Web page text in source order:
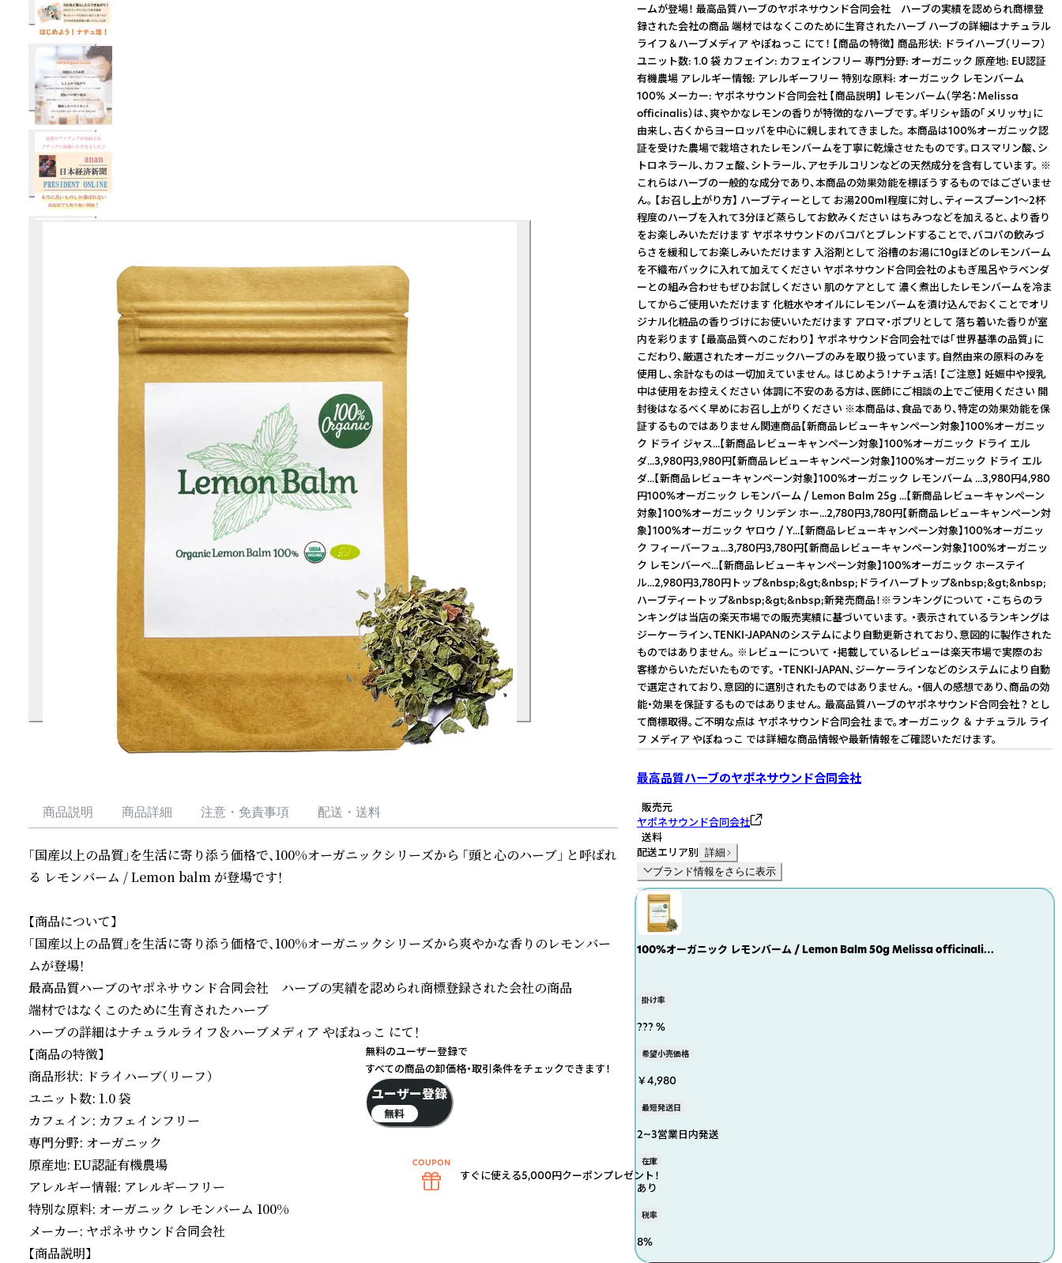
商品説明 商品詳細 注意・免責事項 配送・送料
「国産以上の品質」を生活に寄り添う価格で、100%オーガニックシリーズから 「頭と心のハーブ」 と呼ばれ
る レモンバーム / Lemon balm が登場です！
【商品について】
「国産以上の品質」を生活に寄り添う価格で、100%オーガニックシリーズから爽やかな香りのレモンバー
ムが登場！
最高品質ハーブのヤポネサウンド合同会社　ハーブの実績を認められ商標登録された会社の商品
端材ではなくこのために生育されたハーブ
ハーブの詳細はナチュラルライフ＆ハーブメディア やぽねっこ にて！
【商品の特徴】
商品形状: ドライハーブ（リーフ）
ユニット数: 1.0 袋
カフェイン: カフェインフリー
専門分野: オーガニック
原産地: EU認証有機農場
アレルギー情報: アレルギーフリー
特別な原料: オーガニック レモンバーム 100%
メーカー: ヤポネサウンド合同会社
【商品説明】
ームが登場！ 最高品質ハーブのヤポネサウンド合同会社 ハーブの実績を認められ商標登
録された会社の商品 端材ではなくこのために生育されたハーブ ハーブの詳細はナチュラル
ライフ＆ハーブメディア やぽねっこ にて！ 【商品の特徴】 商品形状: ドライハーブ（リーフ）
ユニット数: 1.0 袋 カフェイン: カフェインフリー 専門分野: オーガニック 原産地: EU認証
有機農場 アレルギー情報: アレルギーフリー 特別な原料: オーガニック レモンバーム
100% メーカー: ヤポネサウンド合同会社 【商品説明】 レモンバーム（学名：Melissa
officinalis）は、爽やかなレモンの香りが特徴的なハーブです。ギリシャ語の「メリッサ」に
由来し、古くからヨーロッパを中心に親しまれてきました。 本商品は100%オーガニック認
証を受けた農場で栽培されたレモンバームを丁寧に乾燥させたものです。ロスマリン酸、シ
トロネラール、カフェ酸、シトラール、アセチルコリンなどの天然成分を含有しています。 ※
これらはハーブの一般的な成分であり、本商品の効果効能を標ぼうするものではございませ
ん。 【お召し上がり方】 ハーブティーとして お湯200ml程度に対し、ティースプーン1〜2杯
程度のハーブを入れて3分ほど蒸らしてお飲みください はちみつなどを加えると、より香り
をお楽しみいただけます ヤポネサウンドのバコパとブレンドすることで、バコパの飲みづ
らさを緩和してお楽しみいただけます 入浴剤として 浴槽のお湯に10gほどのレモンバーム
を不織布パックに入れて加えてください ヤポネサウンド合同会社のよもぎ風呂やラベンダ
ーとの組み合わせもぜひお試しください 肌のケアとして 濃く煮出したレモンバームを冷ま
してからご使用いただけます 化粧水やオイルにレモンバームを漬け込んでおくことでオリ
ジナル化粧品の香りづけにお使いいただけます アロマ・ポプリとして 落ち着いた香りが室
内を彩ります 【最高品質へのこだわり】 ヤポネサウンド合同会社では「世界基準の品質」に
こだわり、厳選されたオーガニックハーブのみを取り扱っています。自然由来の原料のみを
使用し、余計なものは一切加えていません。 はじめよう！ナチュ活！ 【ご注意】 妊娠中や授乳
中は使用をお控えください 体調に不安のある方は、医師にご相談の上でご使用ください 開
封後はなるべく早めにお召し上がりください ※本商品は、食品であり、特定の効果効能を保
証するものではありません関連商品【新商品レビューキャンペーン対象】100%オーガニッ
ク ドライ ジャス...【新商品レビューキャンペーン対象】100%オーガニック ドライ エル
ダ...3,980円3,980円【新商品レビューキャンペーン対象】100%オーガニック ドライ エル
ダ...【新商品レビューキャンペーン対象】100%オーガニック レモンバーム ...3,980円4,980
円100%オーガニック レモンバーム / Lemon Balm 25g ...【新商品レビューキャンペーン
対象】100%オーガニック リンデン ホー...2,780円3,780円【新商品レビューキャンペーン対
象】100%オーガニック ヤロウ / Y...【新商品レビューキャンペーン対象】100%オーガニッ
ク フィーバーフュ...3,780円3,780円【新商品レビューキャンペーン対象】100%オーガニッ
ク レモンバーベ...【新商品レビューキャンペーン対象】100%オーガニック ホーステイ
ル...2,980円3,780円トップ&nbsp;&gt;&nbsp;ドライハーブトップ&nbsp;&gt;&nbsp;
ハーブティートップ&nbsp;&gt;&nbsp;新発売商品！※ランキングについて ・こちらのラ
ンキングは当店の楽天市場での販売実績に基づいています。 ・表示されているランキングは
ジーケーライン、TENKI-JAPANのシステムにより自動更新されており、意図的に製作された
ものではありません。 ※レビューについて ・掲載しているレビューは楽天市場で実際のお
客様からいただいたものです。 ・TENKI-JAPAN、ジーケーラインなどのシステムにより自動
で選定されており、意図的に選別されたものではありません。 ・個人の感想であり、商品の効
能・効果を保証するものではありません。 最高品質ハーブのヤポネサウンド合同会社 ? とし
て商標取得。ご不明な点は ヤポネサウンド合同会社 まで。オーガニック ＆ ナチュラル ライ
フ メディア やぽねっこ では詳細な商品情報や最新情報をご確認いただけます。
最高品質ハーブのヤポネサウンド合同会社
販売元
ヤポネサウンド合同会社
送料
配送エリア別 詳細
ブランド情報をさらに表示
100%オーガニック レモンバーム / Lemon Balm 50g Melissa officinalis
掛け率
??? %
希望小売価格
￥4,980
最短発送日
2~3営業日内発送
在庫
あり
税率
8%
無料のユーザー登録で
すべての商品の卸価格・取引条件をチェックできます！
ユーザー登録
無料
すぐに使える5,000円クーポンプレゼント！